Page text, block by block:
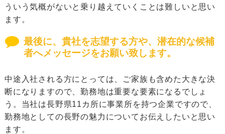
ういう気概がないと乗り越えていくことは難しいと思い
ます。
最後に、貴社を志望する方や、潜在的な候補
者へメッセージをお願い致します。
中途入社される方にとっては、ご家族も含めた大きな決
断になりますので、勤務地は重要な要素になるでしょ
う。当社は長野県11カ所に事業所を持つ企業ですので、
勤務地としての長野の魅力についてお伝えしたいと思い
ます。